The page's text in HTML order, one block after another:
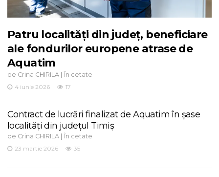
Patru localități din județ, beneficiare
ale fondurilor europene atrase de
Aquatim
de Crina CHIRILA | În cetate
4 iunie 2026
17
Contract de lucrări finalizat de Aquatim în șase
localități din județul Timiș
de Crina CHIRILA | În cetate
23 martie 2026
35